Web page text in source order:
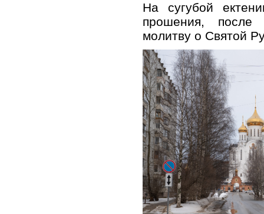
На сугубой
прошения, после
молитву о Святой